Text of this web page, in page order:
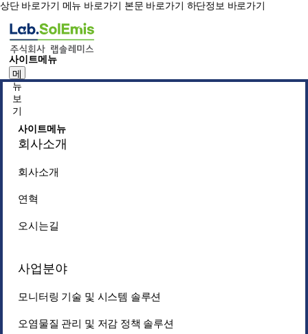
상단 바로가기 메뉴 바로가기 본문 바로가기 하단정보 바로가기
사이트메뉴
메
뉴
보
기
사이트메뉴
회사소개
회사소개
연혁
오시는길
사업분야
모니터링 기술 및 시스템 솔루션
오염물질 관리 및 저감 정책 솔루션